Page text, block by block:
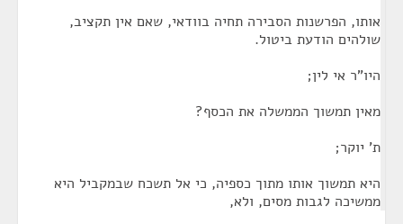
אותו, הפרשנות הסבירה תחיה בוודאי, שאם אין תקציב,
שולהים הודעת ביטול.
היו"ר אי לין;
מאין תמשוך הממשלה את הכסף?
ת' יוקר;
היא תמשוך אותו מתוך כספיה, כי אל תשכח שבמקביל היא
ממשיכה לגבות מסים, ולא,